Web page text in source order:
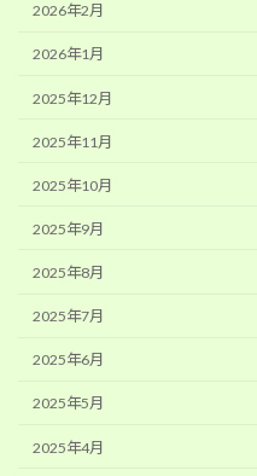
2026年2月
2026年1月
2025年12月
2025年11月
2025年10月
2025年9月
2025年8月
2025年7月
2025年6月
2025年5月
2025年4月